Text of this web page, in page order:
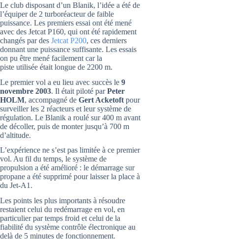
Le club disposant d’un Blanik, l’idée a été de
l’équiper de 2 turboréacteur de faible
puissance. Les premiers essai ont été mené
avec des Jetcat P160, qui ont été rapidement
changés par des Jetcat P200, ces derniers
donnant une puissance suffisante. Les essais
on pu être mené facilement car la
piste utilisée était longue de 2200 m.
Le premier vol a eu lieu avec succès le 9
novembre 2003. Il était piloté parPeter
HOLM, accompagné de Gert Acketoft pour
surveiller les 2 réacteurs et leur système de
régulation. Le Blanik a roulé sur 400 m avant
de décoller, puis de monter jusqu’à 700 m
d’altitude.
L’expérience ne s’est pas limitée à ce premier
vol. Au fil du temps, le système de
propulsion a été amélioré : le démarrage sur
propane a été supprimé pour laisser la place à
du Jet-A1.
Les points les plus importants à résoudre
restaient celui du redémarrage en vol, en
particulier par temps froid et celui de la
fiabilité du système contrôle électronique au
delà de 5 minutes de fonctionnement.